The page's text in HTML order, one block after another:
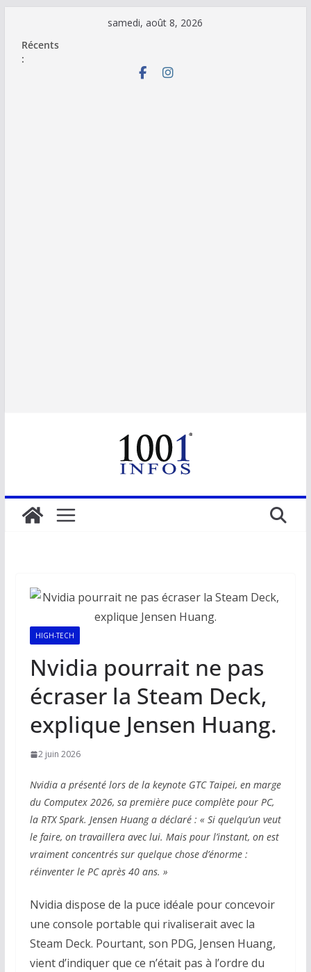
contenu
samedi, août 8, 2026
Récents
:
HIGH-TECH
Nvidia pourrait ne pas
écraser la Steam Deck,
explique Jensen Huang.
2 juin 2026
Nvidia a présenté lors de la keynote GTC Taipei, en marge
du Computex 2026, sa première puce complète pour PC,
la RTX Spark. Jensen Huang a déclaré : « Si quelqu’un veut
le faire, on travaillera avec lui. Mais pour l’instant, on est
vraiment concentrés sur quelque chose d’énorme :
réinventer le PC après 40 ans. »
Nvidia dispose de la puce idéale pour concevoir
une console portable qui rivaliserait avec la
Steam Deck. Pourtant, son PDG, Jensen Huang,
vient d’indiquer que ce n’était pas à l’ordre du